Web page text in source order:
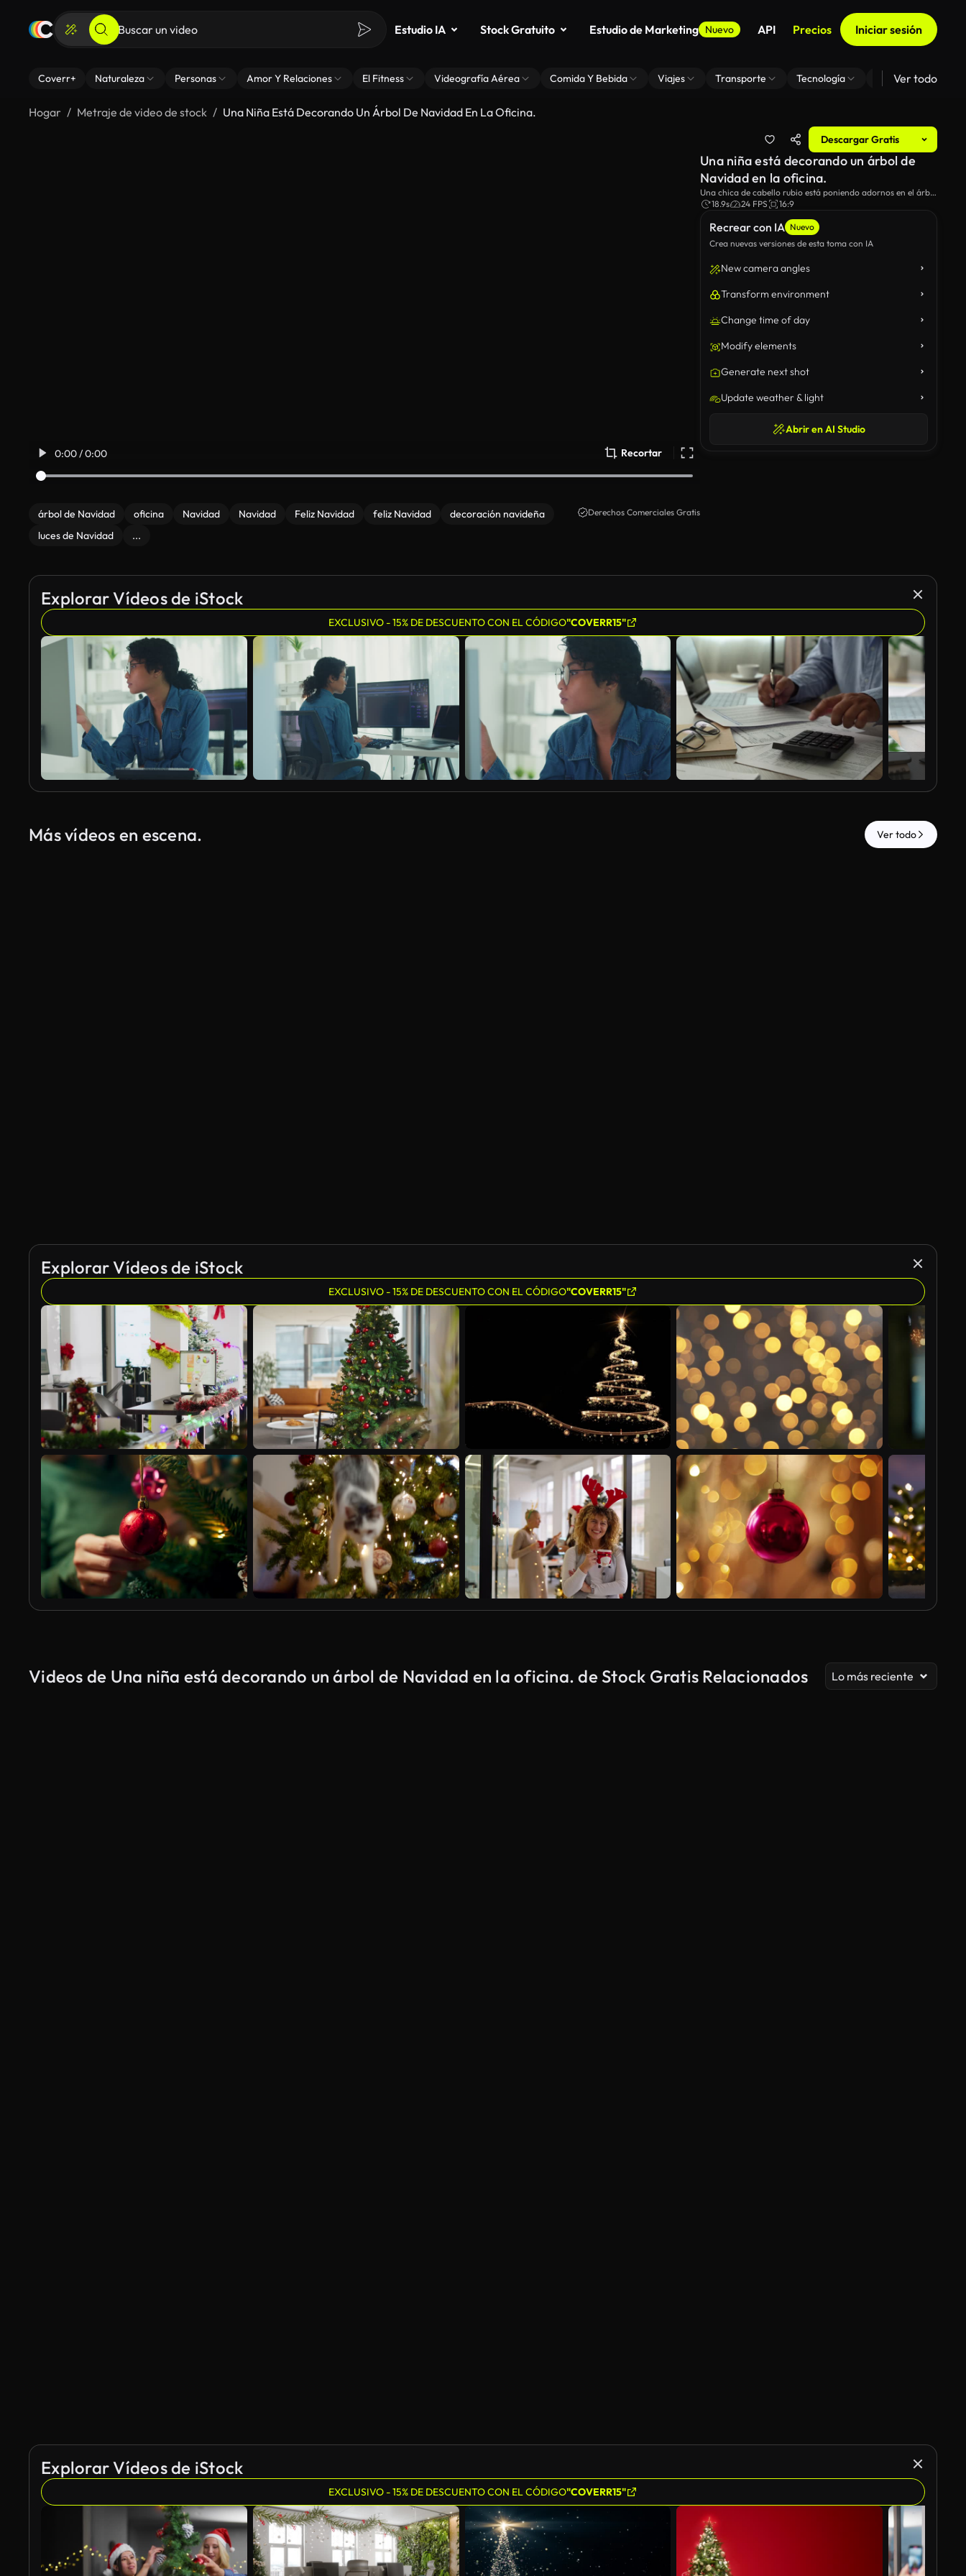
Estudio IA Stock Gratuito Estudio de Marketing Nuevo API Precios Iniciar sesión
Coverr+ Naturaleza Personas Amor Y Relaciones El Fitness Videografía Aérea Comida Y Bebida Viajes Transporte Tecnología Zoom De Fondo
Ver todo
Hogar Metraje de video de stock Una Niña Está Decorando Un Árbol De Navidad En La Oficina.
Descargar Gratis
0:00 / 0:00 Recortar
árbol de Navidad oficina Navidad Navidad Feliz Navidad feliz Navidad
decoración navideña
luces de Navidad
...
Derechos Comerciales Gratis
Recrear con IA Nuevo
Crea nuevas versiones de esta toma con IA
New camera angles
Transform environment
Change time of day
Modify elements
Generate next shot
Update weather & light
Abrir en AI Studio
Una niña está decorando un árbol de
Navidad en la oficina.
Una chica de cabello rubio está poniendo adornos en el árbol
de Navidad.
18.9s 24 FPS 16:9
Explorar Vídeos de iStock
EXCLUSIVO - 15% DE DESCUENTO CON EL CÓDIGO"COVERR15"
Más vídeos en escena. Ver todo
Explorar Vídeos de iStock
EXCLUSIVO - 15% DE DESCUENTO CON EL CÓDIGO"COVERR15"
Videos de Una niña está decorando un árbol de Navidad en la oficina. de Stock Gratis Relacionados Lo más reciente
Explorar Vídeos de iStock
EXCLUSIVO - 15% DE DESCUENTO CON EL CÓDIGO"COVERR15"